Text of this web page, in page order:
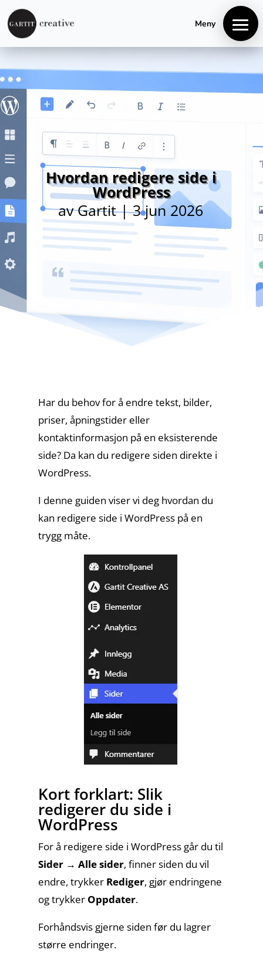
Tjenester
Referanser
Portefølje
Meny
Hvordan redigere side i
WordPress
avGartit|3 jun 2026
Har du behov for å endre tekst, bilder,
priser, åpningstider eller
kontaktinformasjon på en eksisterende
side? Da kan du redigere siden direkte i
WordPress.
I denne guiden viser vi deg hvordan du
kan redigere side i WordPress på en
trygg måte.
Kort forklart: Slik
redigerer du side i
WordPress
For å redigere side i WordPress går du til
Sider → Alle sider, finner siden du vil
endre, trykker Rediger, gjør endringene
og trykker Oppdater.
Forhåndsvis gjerne siden før du lagrer
større endringer.